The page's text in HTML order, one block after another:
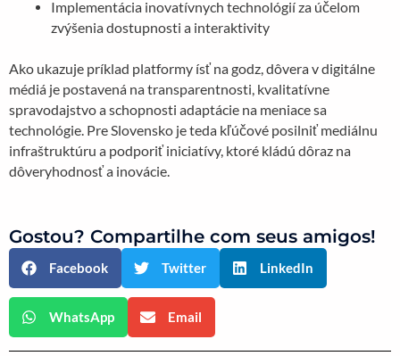
Implementácia inovatívnych technológií za účelom
zvýšenia dostupnosti a interaktivity
Ako ukazuje príklad platformy ísť na godz, dôvera v digitálne
médiá je postavená na transparentnosti, kvalitatívne
spravodajstvo a schopnosti adaptácie na meniace sa
technológie. Pre Slovensko je teda kľúčové posilniť mediálnu
infraštruktúru a podporiť iniciatívy, ktoré kládú dôraz na
dôveryhodnosť a inovácie.
Gostou? Compartilhe com seus amigos!
Facebook Twitter LinkedIn
WhatsApp Email